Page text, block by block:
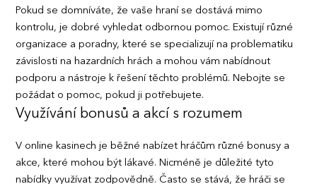
Pokud se domníváte, že vaše hraní se dostává mimo
kontrolu, je dobré vyhledat odbornou pomoc. Existují různé
organizace a poradny, které se specializují na problematiku
závislosti na hazardních hrách a mohou vám nabídnout
podporu a nástroje k řešení těchto problémů. Nebojte se
požádat o pomoc, pokud ji potřebujete.
Využívání bonusů a akcí s rozumem
V online kasinech je běžné nabízet hráčům různé bonusy a
akce, které mohou být lákavé. Nicméně je důležité tyto
nabídky využívat zodpovědně. Často se stává, že hráči se